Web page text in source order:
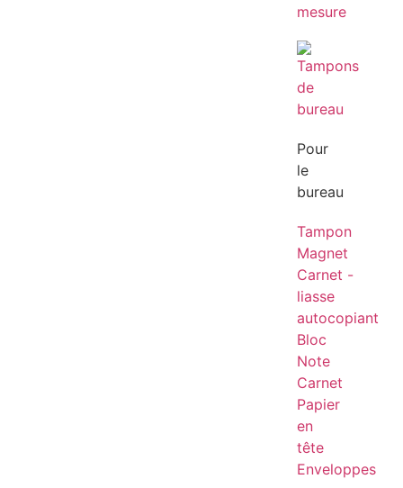
mesure
Pour
le
bureau
Tampon
Magnet
Carnet -
liasse
autocopiant
Bloc
Note
Carnet
Papier
en
tête
Enveloppes